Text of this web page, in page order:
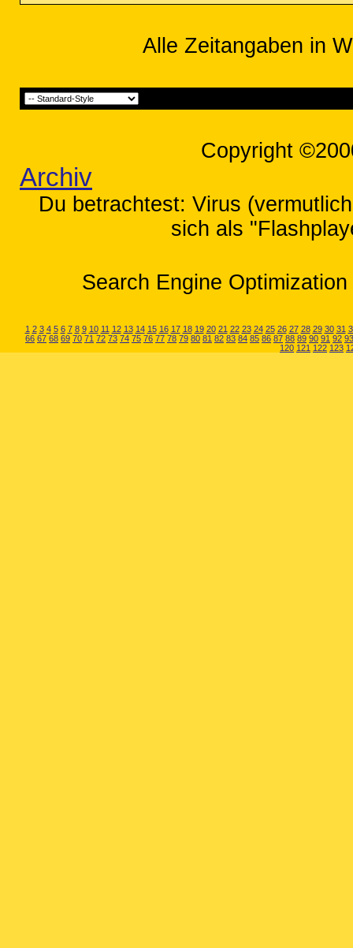
Alle Zeitangaben in
Copyright
Archiv
Du betrachtest: Virus
sich als
Search Engine
1 2 3 4 5 6 7 8 9 10 11 12 13 14 15 16 17 18 19 20 21 22 23 24 25 26 27 28 29 30 31
66 67 68 69 70 71 72 73 74 75 76 77 78 79 80 81 82 83 84 85 86 87 88 89 90 91 92 93
120 121 122 123